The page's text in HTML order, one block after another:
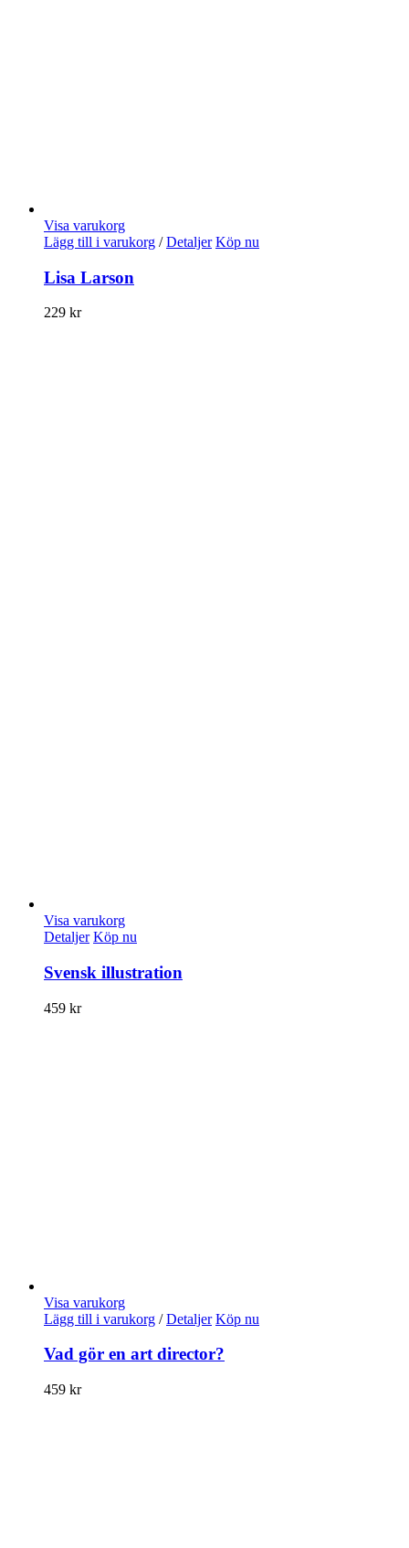
Visa varukorg
Lägg till i varukorg / Detaljer Köp nu
Lisa Larson
229 kr
Visa varukorg
Detaljer Köp nu
Svensk illustration
459 kr
Visa varukorg
Lägg till i varukorg / Detaljer Köp nu
Vad gör en art director?
459 kr